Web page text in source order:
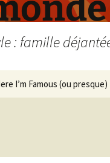
: famille
I’m Famous (ou presque)